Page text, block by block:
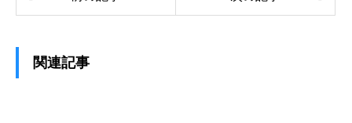
関連記事